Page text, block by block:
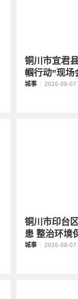
铜川市宜君
帼行动”现场
城事 2026-08-07
铜川市印台
患 整治环境
城事 2026-08-07